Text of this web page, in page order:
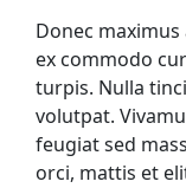
Donec
ex commodo
turpis. Nulla
volutpat.
feugiat sed
orci, mattis et